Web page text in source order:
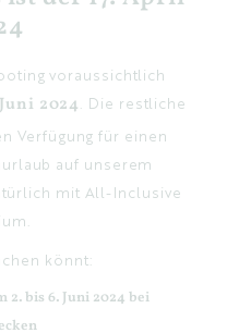
voraussichtlich
2024
. Die restliche
Verfügung für einen
auf unserem
mit All-Inclusive
könnt:
2. bis 6. Juni 2024 bei